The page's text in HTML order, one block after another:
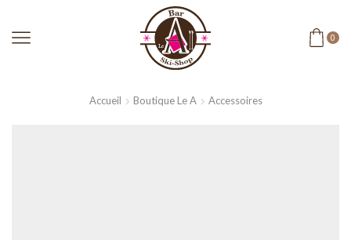
0
Accueil Boutique Le A Accessoires